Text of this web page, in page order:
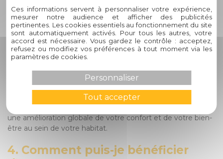
3. Quels avantages offre
l'association des brises soleil avec
d'autres services connexes ?
menuiseries ou des protections extérieures adaptées, vous
créez un ensemble cohérent qui renforce l'isolation
thermique, acoustique et la sécurité de votre domicile.
Cette synergie entre les différents éléments contribue à
une amélioration globale de votre confort et de votre bien-
être au sein de votre habitat.
4. Comment puis-je bénéficier
Ces informations servent à personnaliser votre expérience,
mesurer notre audience et afficher des publicités
pertinentes. Les cookies essentiels au fonctionnement du site
sont automatiquement activés. Pour tous les autres, votre
accord est nécessaire. Vous gardez le contrôle : acceptez,
refusez ou modifiez vos préférences à tout moment via les
paramètres de cookies.
Tout accepter
Personnaliser